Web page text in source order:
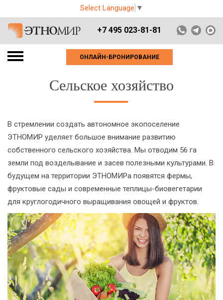
Select Language ▼
+7 495 023-81-81
ОНЛАЙН-БРОНИРОВАНИЕ
Сельское хозяйство
В стремлении создать автономное экопоселение
ЭТНОМИР уделяет большое внимание развитию
собственного сельского хозяйства. Мы отводим 56 га
земли под возделывание и засев полезными культурами. В
будущем на территории ЭТНОМИРа появятся фермы,
фруктовые сады и современные теплицы-биовегетарии
для круглогодичного выращивания овощей и фруктов.